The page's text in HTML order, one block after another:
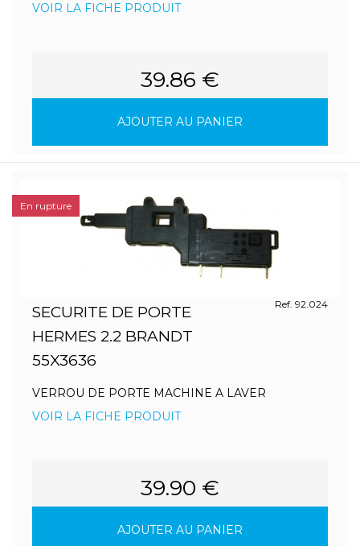
VOIR LA FICHE PRODUIT
39.86 €
AJOUTER AU PANIER
SECURITE DE PORTE
HERMES 2.2 BRANDT
55X3636
Ref. 92.024
VERROU DE PORTE MACHINE A LAVER
VOIR LA FICHE PRODUIT
39.90 €
AJOUTER AU PANIER
En rupture